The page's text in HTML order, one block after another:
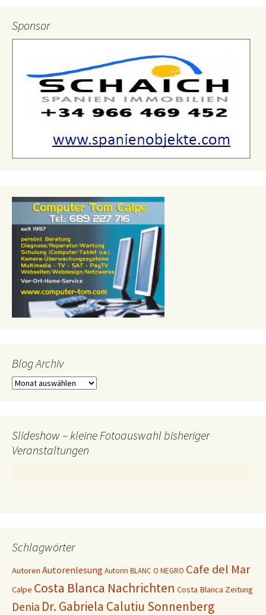
Sponsor
Blog Archiv
Blog
Slideshow – kleine Fotoauswahl bisheriger
Veranstaltungen
Schlagwörter
Autoren Autorenlesung Autorin BLANC O NEGRO Cafe del Mar
Calpe Costa Blanca Nachrichten Costa Blanca Zeitung
Denia Dr. Gabriela Calutiu Sonnenberg